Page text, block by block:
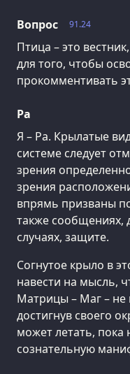
91.24
Вопрос
Птица – это
для того, чтобы
прокомментивать
Ра
Я – Ра. Крылатые
системе следует
зрения
зрения
впрямь призваны
также сообщениях,
случаях, защите.
Согнутое крыло в
навести на мысль,
Матрицы – Маг – не
достигнув своего
может летать,
сознательную